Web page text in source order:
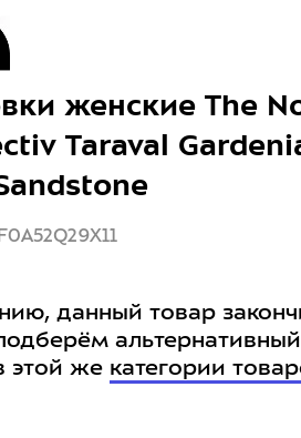
женские The
Taraval
данный товар
альтернативный
этой же категории